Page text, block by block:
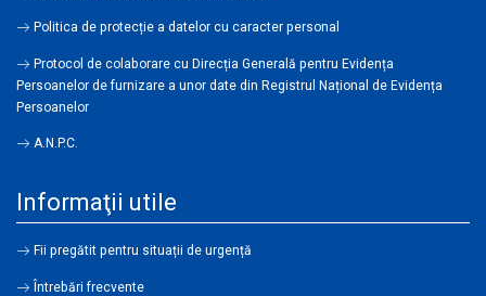
Politica de protecție a datelor cu caracter personal
Protocol de colaborare cu Direcția Generală pentru Evidența
Persoanelor de furnizare a unor date din Registrul Național de Evidența
Persoanelor
A.N.P.C.
Informaţii utile
Fii pregătit pentru situații de urgență
Întrebări frecvente